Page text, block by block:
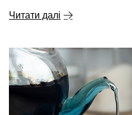
Читати далі